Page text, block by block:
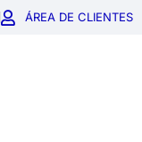
ÁREA DE CLIENTES